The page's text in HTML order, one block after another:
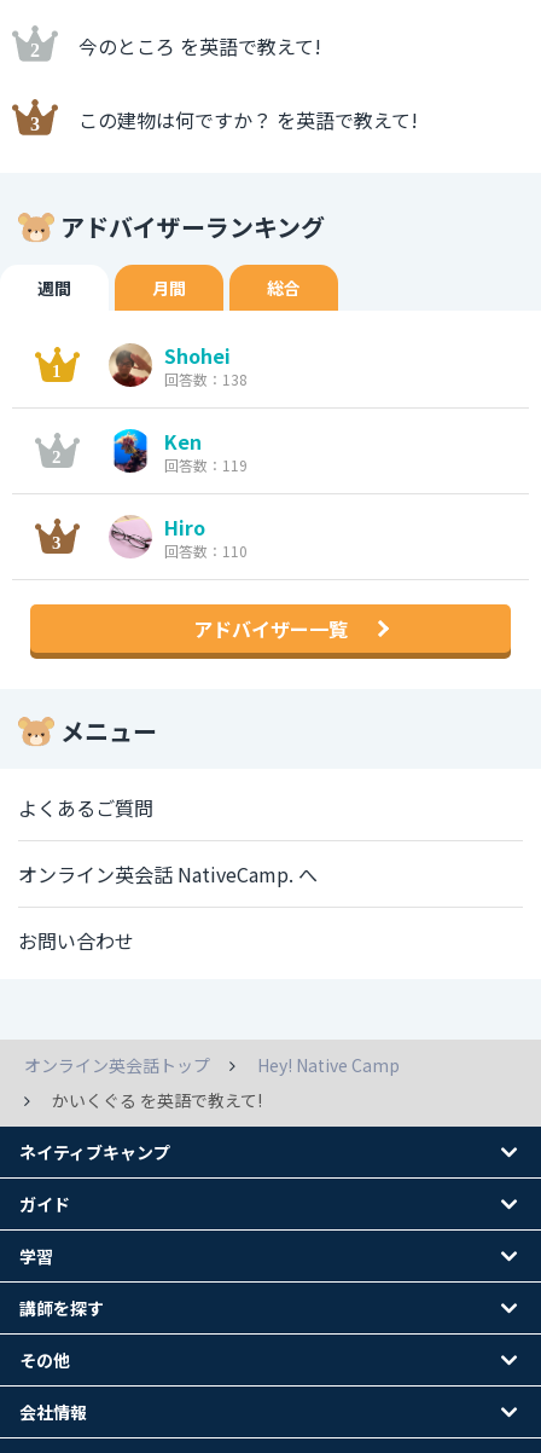
今のところ を英語で教えて!
この建物は何ですか？ を英語で教えて!
アドバイザーランキング
週間 月間 総合
Shohei
回答数：138
Ken
回答数：119
Hiro
回答数：110
アドバイザー一覧
メニュー
よくあるご質問
オンライン英会話 NativeCamp. へ
お問い合わせ
オンライン英会話トップ
Hey! Native Camp
かいくぐる を英語で教えて!
ネイティブキャンプ
ガイド
学習
講師を探す
その他
会社情報